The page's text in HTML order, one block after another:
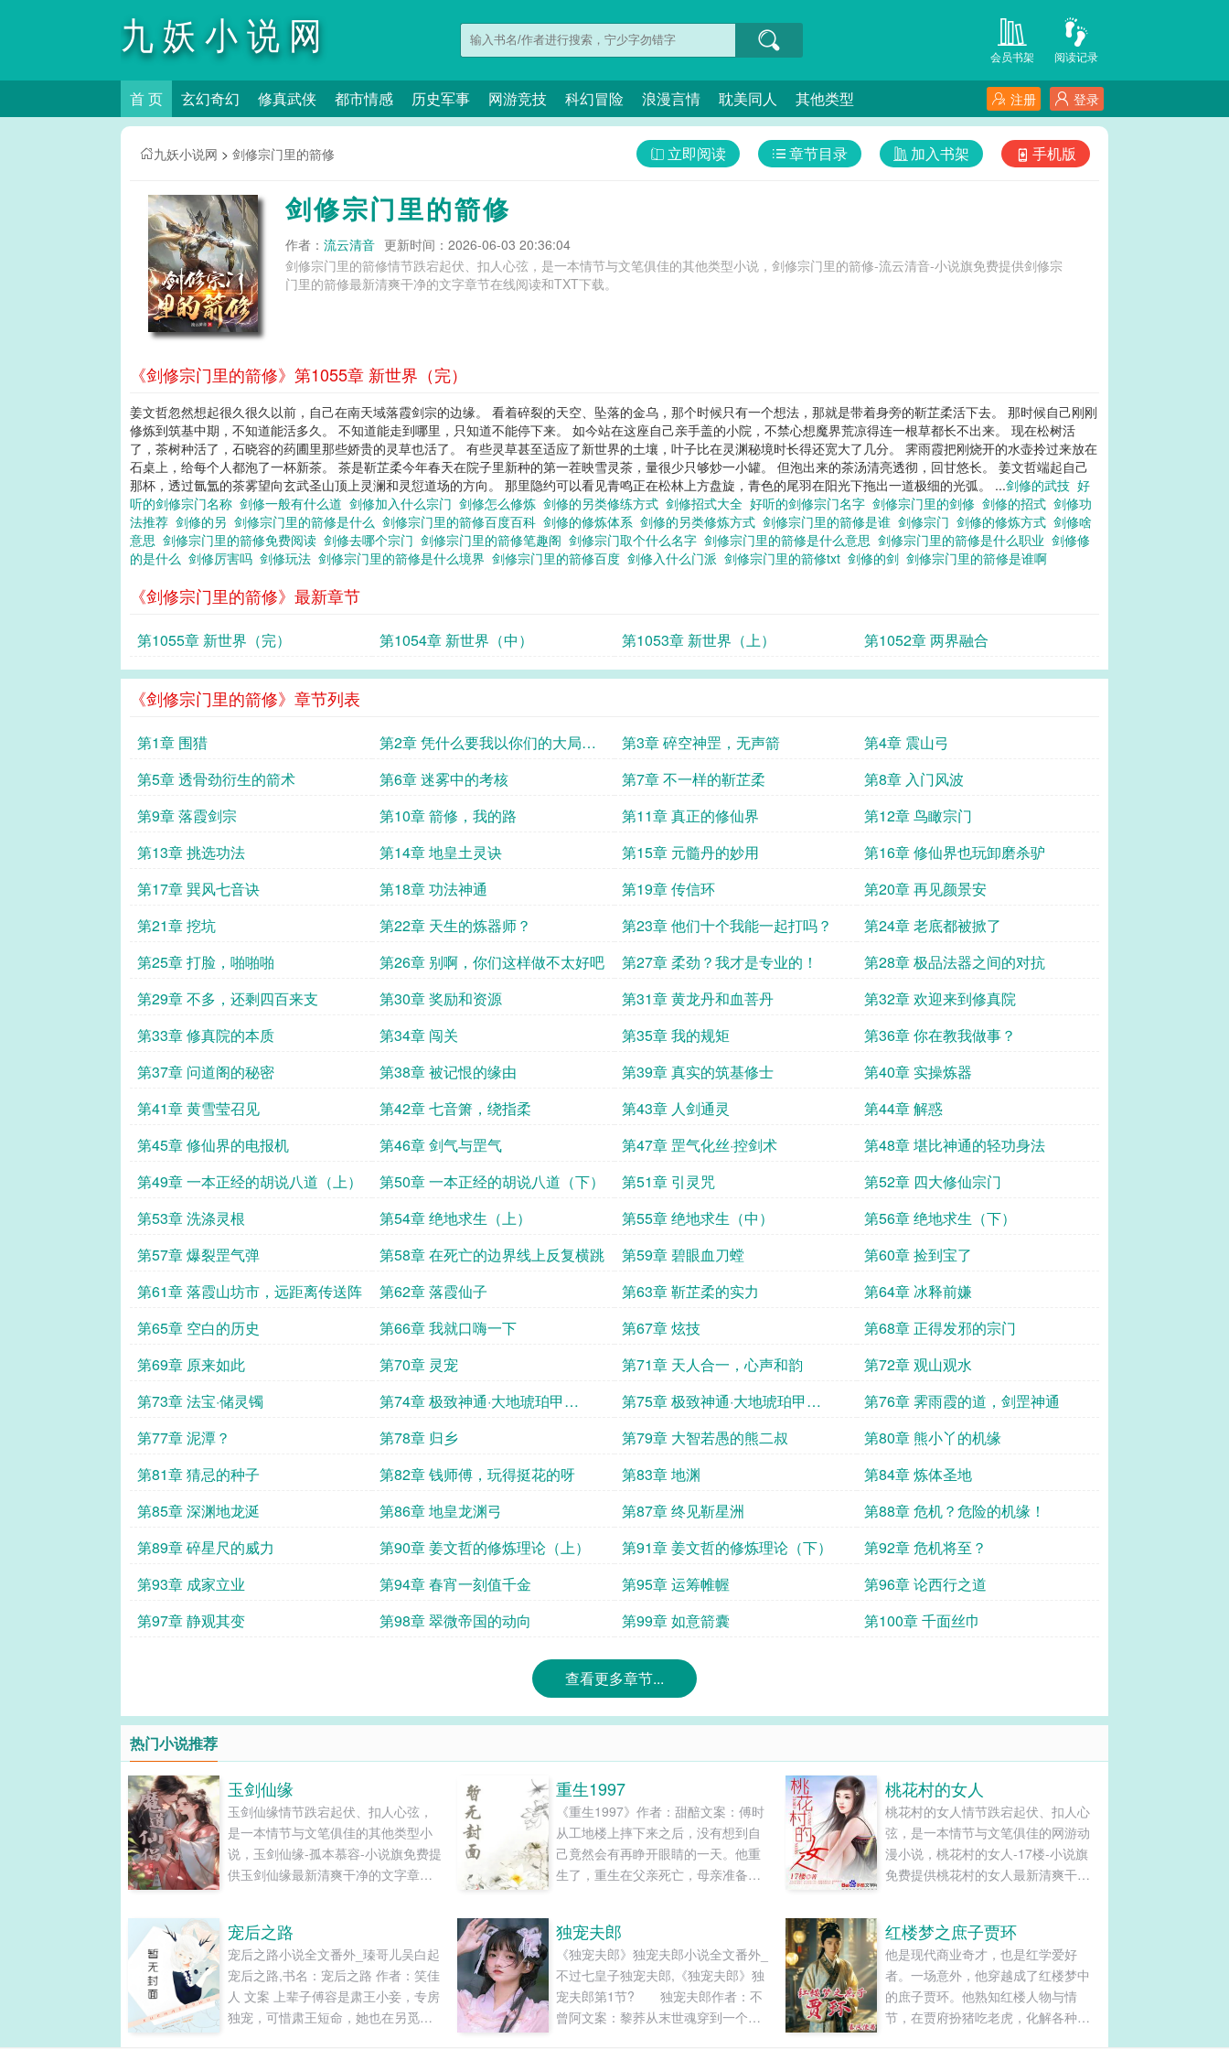
九妖小说网 阅读记录
会员书架
首 页 玄幻奇幻 修真武侠 都市情感 历史军事 网游竞技 科幻冒险 浪漫言情 耽美同人 其他类型 登录
注册
九妖小说网 > 剑修宗门里的箭修 手机版
加入书架
章节目录
立即阅读
剑修宗门里的箭修
作者： 流云清音 更新时间：2026-06-03 20:36:04
剑修宗门里的箭修情节跌宕起伏、扣人心弦，是一本情节与文笔俱佳的其他类型小说，剑修宗门里的箭修-流云清音-小说旗免费提供剑修宗
门里的箭修最新清爽干净的文字章节在线阅读和TXT下载。
《剑修宗门里的箭修》第1055章 新世界（完）
姜文哲忽然想起很久很久以前，自己在南天域落霞剑宗的边缘。 看着碎裂的天空、坠落的金乌，那个时候只有一个想法，那就是带着身旁的靳芷柔活下去。 那时候自己刚刚
修炼到筑基中期，不知道能活多久。 不知道能走到哪里，只知道不能停下来。 如今站在这座自己亲手盖的小院，不禁心想魔界荒凉得连一根草都长不出来。 现在松树活
了，茶树种活了，石晓容的药圃里那些娇贵的灵草也活了。 有些灵草甚至适应了新世界的土壤，叶子比在灵渊秘境时长得还宽大了几分。 霁雨霞把刚烧开的水壶拎过来放在
石桌上，给每个人都泡了一杯新茶。 茶是靳芷柔今年春天在院子里新种的第一茬映雪灵茶，量很少只够炒一小罐。 但泡出来的茶汤清亮透彻，回甘悠长。 姜文哲端起自己
那杯，透过氤氲的茶雾望向玄武圣山顶上灵澜和灵愆道场的方向。 那里隐约可以看见青鸣正在松林上方盘旋，青色的尾羽在阳光下拖出一道极细的光弧。 ...剑修的武技 好
听的剑修宗门名称 剑修一般有什么道 剑修加入什么宗门 剑修怎么修炼 剑修的另类修练方式 剑修招式大全 好听的剑修宗门名字 剑修宗门里的剑修 剑修的招式 剑修功
法推荐 剑修的另 剑修宗门里的箭修是什么 剑修宗门里的箭修百度百科 剑修的修炼体系 剑修的另类修炼方式 剑修宗门里的箭修是谁 剑修宗门 剑修的修炼方式 剑修啥
意思 剑修宗门里的箭修免费阅读 剑修去哪个宗门 剑修宗门里的箭修笔趣阁 剑修宗门取个什么名字 剑修宗门里的箭修是什么意思 剑修宗门里的箭修是什么职业 剑修修
的是什么 剑修厉害吗 剑修玩法 剑修宗门里的箭修是什么境界 剑修宗门里的箭修百度 剑修入什么门派 剑修宗门里的箭修txt 剑修的剑 剑修宗门里的箭修是谁啊
《剑修宗门里的箭修》最新章节
第1055章 新世界（完） 第1054章 新世界（中） 第1053章 新世界（上） 第1052章 两界融合
《剑修宗门里的箭修》章节列表
第1章 围猎
第2章 凭什么要我以你们的大局为
重
第3章 碎空神罡，无声箭
第4章 震山弓
第5章 透骨劲衍生的箭术
第6章 迷雾中的考核 第7章 不一样的靳芷柔
第8章 入门风波
第9章 落霞剑宗
第10章 箭修，我的路 第11章 真正的修仙界
第12章 鸟瞰宗门
第13章 挑选功法
第14章 地皇土灵诀 第15章 元髓丹的妙用
第16章 修仙界也玩卸磨杀驴
第17章 巽风七音诀
第18章 功法神通 第19章 传信环
第20章 再见颜景安
第21章 挖坑
第22章 天生的炼器师？ 第23章 他们十个我能一起打吗？
第24章 老底都被掀了
第25章 打脸，啪啪啪
第26章 别啊，你们这样做不太好吧 第27章 柔劲？我才是专业的！
第28章 极品法器之间的对抗
第29章 不多，还剩四百来支
第30章 奖励和资源 第31章 黄龙丹和血菩丹
第32章 欢迎来到修真院
第33章 修真院的本质
第34章 闯关 第35章 我的规矩
第36章 你在教我做事？
第37章 问道阁的秘密
第38章 被记恨的缘由 第39章 真实的筑基修士
第40章 实操炼器
第41章 黄雪莹召见
第42章 七音箫，绕指柔 第43章 人剑通灵
第44章 解惑
第45章 修仙界的电报机
第46章 剑气与罡气 第47章 罡气化丝·控剑术
第48章 堪比神通的轻功身法
第49章 一本正经的胡说八道（上）
第50章 一本正经的胡说八道（下） 第51章 引灵咒
第52章 四大修仙宗门
第53章 洗涤灵根
第54章 绝地求生（上） 第55章 绝地求生（中）
第56章 绝地求生（下）
第57章 爆裂罡气弹
第58章 在死亡的边界线上反复横跳 第59章 碧眼血刀螳
第60章 捡到宝了
第61章 落霞山坊市，远距离传送阵
第62章 落霞仙子 第63章 靳芷柔的实力
第64章 冰释前嫌
第65章 空白的历史
第66章 我就口嗨一下 第67章 炫技
第68章 正得发邪的宗门
第69章 原来如此
第70章 灵宠 第71章 天人合一，心声和韵
第72章 观山观水
第73章 法宝·储灵镯
第74章 极致神通·大地琥珀甲
（上）
第75章 极致神通·大地琥珀甲
（下）
第76章 霁雨霞的道，剑罡神通
第77章 泥潭？
第78章 归乡 第79章 大智若愚的熊二叔
第80章 熊小丫的机缘
第81章 猜忌的种子
第82章 钱师傅，玩得挺花的呀 第83章 地渊
第84章 炼体圣地
第85章 深渊地龙涎
第86章 地皇龙渊弓 第87章 终见靳星洲
第88章 危机？危险的机缘！
第89章 碎星尺的威力
第90章 姜文哲的修炼理论（上） 第91章 姜文哲的修炼理论（下）
第92章 危机将至？
第93章 成家立业
第94章 春宵一刻值千金 第95章 运筹帷幄
第96章 论西行之道
第97章 静观其变
第98章 翠微帝国的动向 第99章 如意箭囊 第100章 千面丝巾
查看更多章节...
热门小说推荐
玉剑仙缘
玉剑仙缘情节跌宕起伏、扣人心弦，
是一本情节与文笔俱佳的其他类型小
说，玉剑仙缘-孤本慕容-小说旗免费提
供玉剑仙缘最新清爽干净的文字章节
重生1997
《重生1997》作者：甜醅文案：傅时
从工地楼上摔下来之后，没有想到自
己竟然会有再睁开眼睛的一天。他重
生了，重生在父亲死亡，母亲准备卷
得换一种活法。至少，得夺回房产，
努力养活自己弟弟和妹妹，摆脱前世
悲惨的命运吧？平安喜乐，才不枉费
重生一回。1、还是男主文，不喜勿
入。2、小...
桃花村的女人
桃花村的女人情节跌宕起伏、扣人心
弦，是一本情节与文笔俱佳的网游动
漫小说，桃花村的女人-17楼-小说旗
免费提供桃花村的女人最新清爽干净
宠后之路
宠后之路小说全文番外_瑧哥儿吴白起
宠后之路,书名：宠后之路 作者：笑佳
人 文案 上辈子傅容是肃王小妾，专房
独宠，可惜肃王短命，她也在另觅新
独宠夫郎
《独宠夫郎》独宠夫郎小说全文番外_
不过七皇子独宠夫郎,《独宠夫郎》独
宠夫郎第1节? 独宠夫郎作者：不
曾阿文案：黎荞从末世魂穿到一个有
红楼梦之庶子贾环
他是现代商业奇才，也是红学爱好
者。一场意外，他穿越成了红楼梦中
的庶子贾环。他熟知红楼人物与情
节，在贾府扮猪吃老虎，化解各种危